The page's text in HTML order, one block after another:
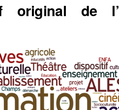
original de